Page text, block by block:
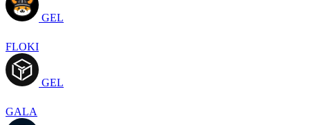
GEL
FLOKI
GEL
GALA